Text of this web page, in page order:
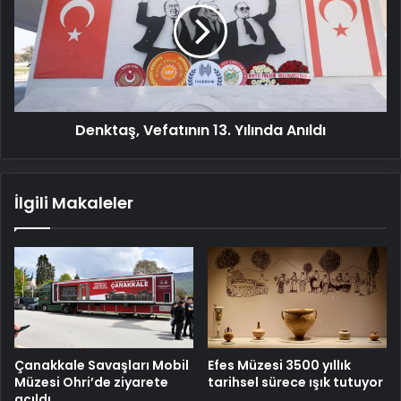
Yılında
Anıldı
Denktaş, Vefatının 13. Yılında Anıldı
İlgili Makaleler
Çanakkale Savaşları Mobil
Müzesi Ohri’de ziyarete
Efes Müzesi 3500 yıllık
tarihsel sürece ışık tutuyor